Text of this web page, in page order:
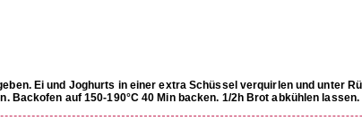
Ei und Joghurts in einer extra Schüssel verquirlen und unter
Backofen auf 150-190°C 40 Min backen. 1/2h Brot abkühlen lassen.